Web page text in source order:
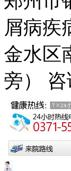
屑病疾
金水区
旁）